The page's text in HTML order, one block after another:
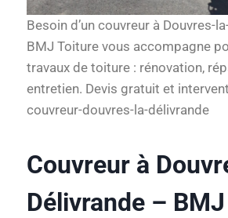
Besoin d’un couvreur à Douvres-
BMJ Toiture vous accompagne
travaux de toiture : rénovation,
entretien. Devis gratuit et
couvreur-douvres-la-délivrande
Couvreur à
Délivrande –